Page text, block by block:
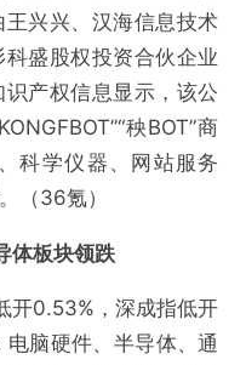
兴兴、汉海信息技术
科盛股权投资合伙企业
识产权信息显示，该公
秧BOT”商
科学仪器、网站服务
（36氪）
体板块领跌
开0.53%，深成指低开
脑硬件、半导体、通